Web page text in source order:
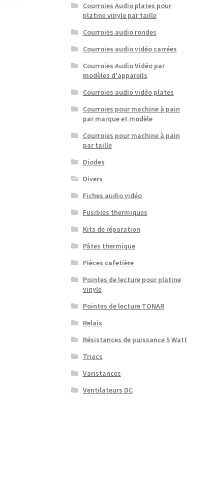
Courroies Audio plates pour
platine vinyle par taille
Courroies audio rondes
Courroies audio vidéo carrées
Courroies Audio Vidéo par
modèles d'appareils
Courroies audio vidéo plates
Courroies pour machine à pain
par marque et modèle
Courroies pour machine à pain
par taille
Diodes
Divers
Fiches audio vidéo
Fusibles thermiques
Kits de réparation
Pâtes thermique
Pièces cafetière
Pointes de lecture pour platine
vinyle
Pointes de lecture TONAR
Relais
Résistances de puissance 5 Watt
Triacs
Varistances
Ventilateurs DC